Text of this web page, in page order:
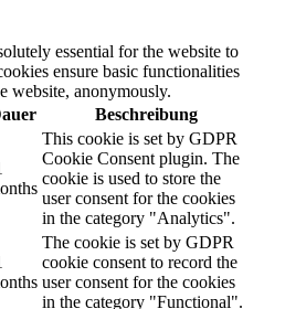
essential for the website to
ensure basic functionalities
website, anonymously.
Beschreibung
This cookie is set by GDPR
Cookie Consent plugin. The
cookie is used to store the
user consent for the cookies
in the category "Analytics".
The cookie is set by GDPR
cookie consent to record the
user consent for the cookies
in the category "Functional".